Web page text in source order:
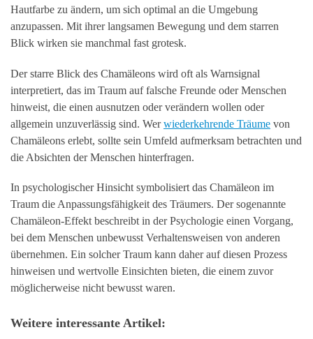
Hautfarbe zu ändern, um sich optimal an die Umgebung
anzupassen. Mit ihrer langsamen Bewegung und dem starren
Blick wirken sie manchmal fast grotesk.
Der starre Blick des Chamäleons wird oft als Warnsignal
interpretiert, das im Traum auf falsche Freunde oder Menschen
hinweist, die einen ausnutzen oder verändern wollen oder
allgemein unzuverlässig sind. Werwiederkehrende Träume von
Chamäleons erlebt, sollte sein Umfeld aufmerksam betrachten und
die Absichten der Menschen hinterfragen.
In psychologischer Hinsicht symbolisiert das Chamäleon im
Traum die Anpassungsfähigkeit des Träumers. Der sogenannte
Chamäleon-Effekt beschreibt in der Psychologie einen Vorgang,
bei dem Menschen unbewusst Verhaltensweisen von anderen
übernehmen. Ein solcher Traum kann daher auf diesen Prozess
hinweisen und wertvolle Einsichten bieten, die einem zuvor
möglicherweise nicht bewusst waren.
Weitere interessante Artikel: